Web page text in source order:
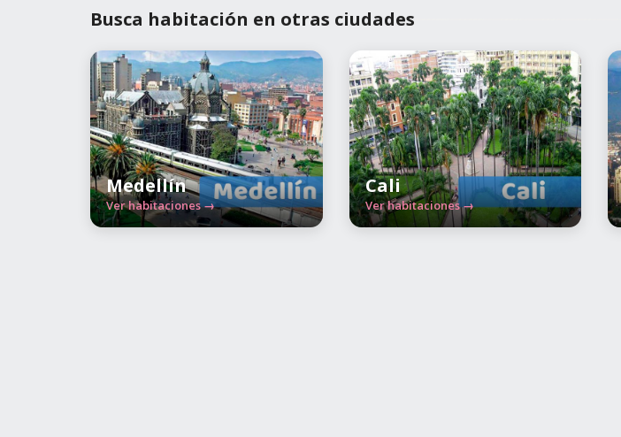
Busca habitación en otras ciudades
Medellín
Ver habitaciones →
Cali
Ver habitaciones →